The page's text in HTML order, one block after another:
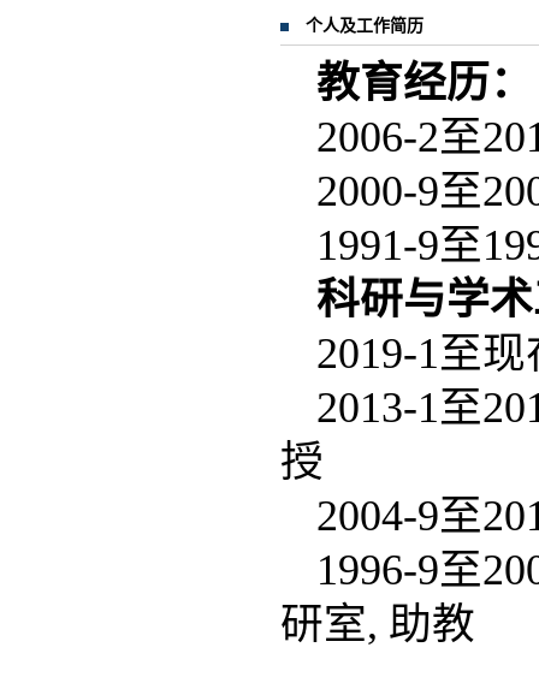
个人及工作简历
教育经历：
2006-2至
2000-9至
1991-9至
科研与学
2019-1至
2013-1至
授
2004-9至
1996-9至
研室, 助教